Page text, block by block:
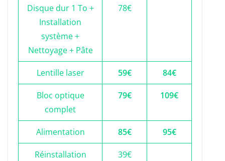
Disque dur 1 To +
Installation
système +
Nettoyage + Pâte
78€
Lentille laser 59€ 84€
Bloc optique
complet
79€ 109€
Alimentation 85€ 95€
Réinstallation
39€